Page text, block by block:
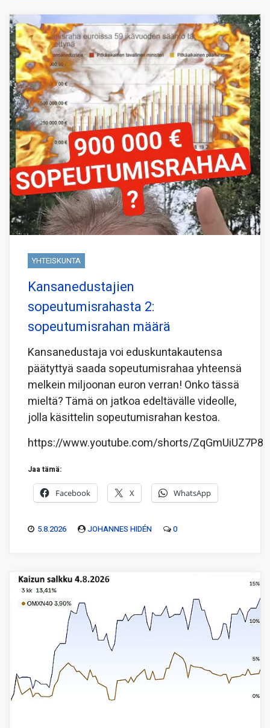
YHTEISKUNTA
Kansanedustajien
sopeutumisrahasta 2:
sopeutumisrahan määrä
Kansanedustaja voi eduskuntakautensa
päätyttyä saada sopeutumisrahaa yhteensä
melkein miljoonan euron verran! Onko tässä
mieltä? Tämä on jatkoa edeltävälle videolle,
jolla käsittelin sopeutumisrahan kestoa.
https://www.youtube.com/shorts/ZqGmUiUZ7P8
Jaa tämä:
Facebook X WhatsApp
5.8.2026 JOHANNES HIDÉN 0